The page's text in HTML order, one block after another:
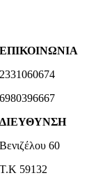
ΕΠΙΚΟΙΝΩΝΙΑ
2331060674
6980396667
ΔΙΕΥΘΥΝΣΗ
Βενιζέλου 60
Τ.Κ 59132